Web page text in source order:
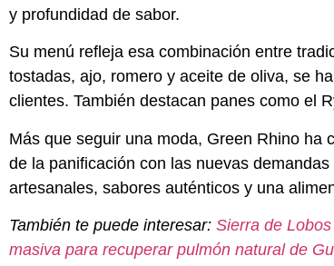
y profundidad de sabor.
Su menú refleja esa combinación entre
tostadas, ajo, romero y aceite de oliva, se
clientes. También destacan panes como el
Más que seguir una moda, Green Rhino ha
de la panificación con las nuevas
artesanales, sabores auténticos y una
También te puede interesar: Sierra de
masiva para recuperar pulmón natural de